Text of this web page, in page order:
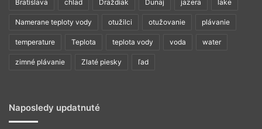
Bratislava chlad Draždiak Dunaj jazera lake
Namerane teploty vody otužilci otužovanie plávanie
temperature Teplota teplota vody voda water
zimné plávanie Zlaté piesky ľad
Naposledy updatnuté